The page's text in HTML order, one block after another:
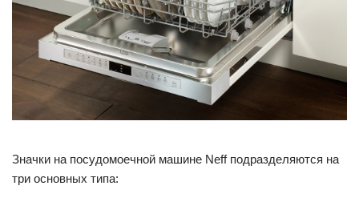
Значки на посудомоечной машине Neff подразделяются на
три основных типа: